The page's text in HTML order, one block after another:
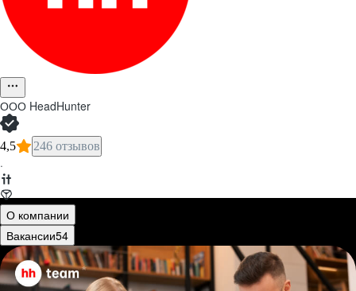
ООО HeadHunter
4,5 246 отзывов
·
О компании
Вакансии54